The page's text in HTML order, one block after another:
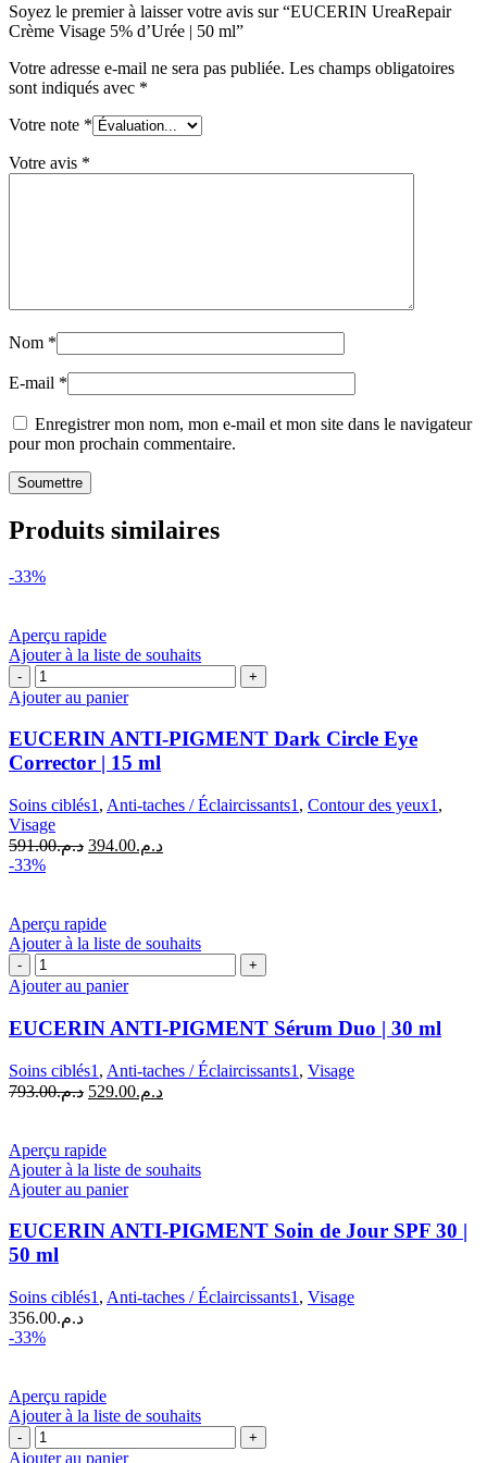
Soyez le premier à laisser votre avis sur “EUCERIN UreaRepair
Crème Visage 5% d’Urée | 50 ml”
Votre adresse e-mail ne sera pas publiée. Les champs obligatoires
sont indiqués avec *
Votre note *
Votre avis *
Nom *
E-mail *
Enregistrer mon nom, mon e-mail et mon site dans le navigateur
pour mon prochain commentaire.
Produits similaires
-33%
Aperçu rapide
Ajouter à la liste de souhaits
quantité
de
EUCERIN
ANTI-
PIGMENT
Dark
Eye
Corrector
|
15
Ajouter au panier
EUCERIN ANTI-PIGMENT Dark Circle Eye
Corrector | 15 ml
Soins ciblés1 , Anti-taches / Éclaircissants1 , Contour des yeux1 ,
Visage
د.م.591.00
Le
د.م.394.00
Le
-33%
Aperçu rapide
Ajouter à la liste de souhaits
quantité
de
EUCERIN
ANTI-
PIGMENT
Duo
|
Ajouter au panier
EUCERIN ANTI-PIGMENT Sérum Duo | 30 ml
Soins ciblés1 , Anti-taches / Éclaircissants1 , Visage
د.م.793.00
Le
était :
د.م.793.00.
د.م.529.00
Le
Aperçu rapide
Ajouter à la liste de souhaits
Ajouter au panier
EUCERIN ANTI-PIGMENT Soin de Jour SPF 30 |
50 ml
Soins ciblés1 , Anti-taches / Éclaircissants1 , Visage
د.م.356.00
-33%
Aperçu rapide
Ajouter à la liste de souhaits
quantité
de
Ajouter au panier